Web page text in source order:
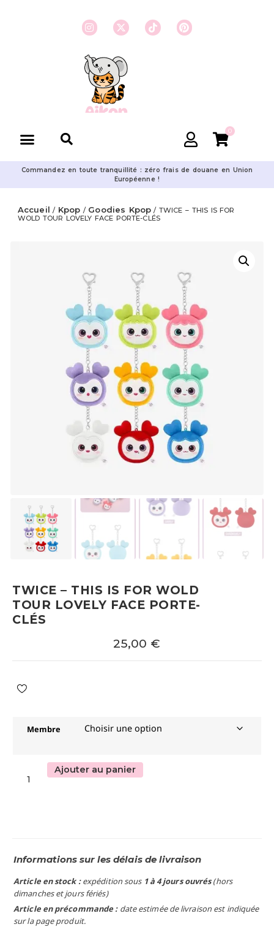
0
Commandez en toute tranquillité : zéro frais de douane en Union
Européenne !
Accueil / Kpop / Goodies Kpop/ TWICE – THIS IS FOR
WOLD TOUR LOVELY FACE PORTE-CLÉS
TWICE – THIS IS FOR WOLD
TOUR LOVELY FACE PORTE-
CLÉS
25,00 €
Membre
Ajouter au panier
Informations sur les délais de livraison
Article en stock :expédition sous 1 à 4 jours ouvrés(hors
dimanches et jours fériés)
Article en précommande : date estimée de livraison est indiquée
sur la page produit.